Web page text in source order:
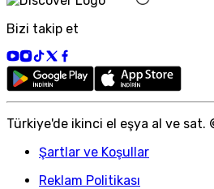
Bizi takip et
Türkiye'de ikinci el eşya al ve sat.
Şartlar ve Koşullar
Reklam Politikası